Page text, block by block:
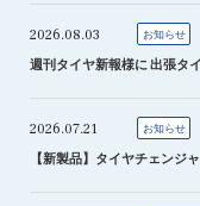
2026.08.03 お知らせ
週刊タイヤ新報様に 出張タ
2026.07.21 お知らせ
【新製品】タイヤチェンジ